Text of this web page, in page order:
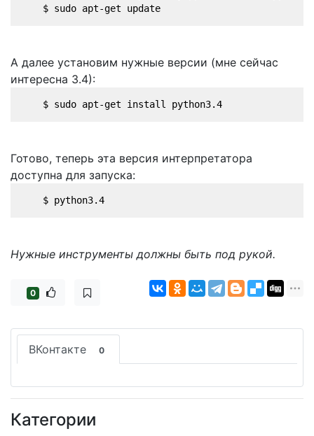
    $ sudo apt-get update
А далее установим нужные версии (мне сейчас
интересна 3.4):
    $ sudo apt-get install python3.4
Готово, теперь эта версия интерпретатора
доступна для запуска:
    $ python3.4
Нужные инструменты должны быть под рукой.
0
ВКонтакте 0
Категории